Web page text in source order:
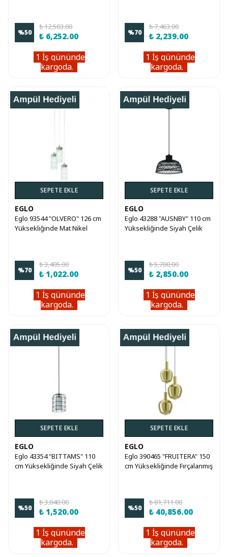
%50
₺ 12,503.00
₺ 6,252.00
1 İş gününde
kargoda.
%70
₺ 7,463.00
₺ 2,239.00
1 İş gününde
kargoda.
SEPETE EKLE
EGLO
Eglo 93544 "OLVERO" 126 cm
Yüksekliğinde Mat Nikel
%70
₺ 3,405.00
₺ 1,022.00
1 İş gününde
kargoda.
SEPETE EKLE
EGLO
Eglo 43288 "AUSNBY" 110 cm
Yüksekliğinde Siyah Çelik
%50
₺ 5,700.00
₺ 2,850.00
1 İş gününde
kargoda.
SEPETE EKLE
EGLO
Eglo 43354 "BITTAMS" 110
cm Yüksekliğinde Siyah Çelik
%50
₺ 3,040.00
₺ 1,520.00
1 İş gününde
kargoda.
SEPETE EKLE
EGLO
Eglo 390465 "FRUITERA" 150
cm Yüksekliğinde Fırçalanmış
%50
₺ 81,711.00
₺ 40,856.00
1 İş gününde
kargoda.